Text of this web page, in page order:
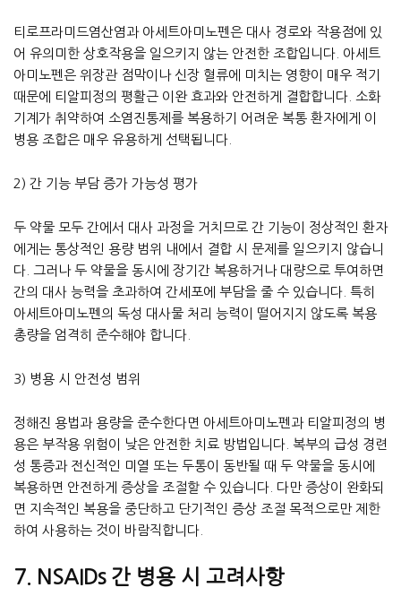
티로프라미드염산염과 아세트아미노펜은 대사 경로와 작용점에 있
어 유의미한 상호작용을 일으키지 않는 안전한 조합입니다. 아세트
아미노펜은 위장관 점막이나 신장 혈류에 미치는 영향이 매우 적기
때문에 티알피정의 평활근 이완 효과와 안전하게 결합합니다. 소화
기계가 취약하여 소염진통제를 복용하기 어려운 복통 환자에게 이
병용 조합은 매우 유용하게 선택됩니다.
2) 간 기능 부담 증가 가능성 평가
두 약물 모두 간에서 대사 과정을 거치므로 간 기능이 정상적인 환자
에게는 통상적인 용량 범위 내에서 결합 시 문제를 일으키지 않습니
다. 그러나 두 약물을 동시에 장기간 복용하거나 대량으로 투여하면
간의 대사 능력을 초과하여 간세포에 부담을 줄 수 있습니다. 특히
아세트아미노펜의 독성 대사물 처리 능력이 떨어지지 않도록 복용
총량을 엄격히 준수해야 합니다.
3) 병용 시 안전성 범위
정해진 용법과 용량을 준수한다면 아세트아미노펜과 티알피정의 병
용은 부작용 위험이 낮은 안전한 치료 방법입니다. 복부의 급성 경련
성 통증과 전신적인 미열 또는 두통이 동반될 때 두 약물을 동시에
복용하면 안전하게 증상을 조절할 수 있습니다. 다만 증상이 완화되
면 지속적인 복용을 중단하고 단기적인 증상 조절 목적으로만 제한
하여 사용하는 것이 바람직합니다.
7. NSAIDs 간 병용 시 고려사항